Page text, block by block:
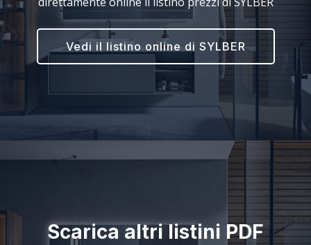
Vedi il listino online di SYLBER
Scarica altri listini PDF